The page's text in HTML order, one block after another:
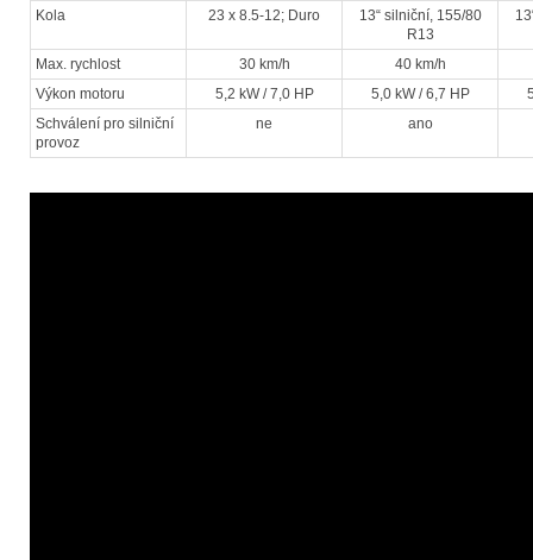
Kola 23 x 8.5-12; Duro
13“ silniční, 155/80
R13
Max. rychlost 30 km/h
40 km/h
Výkon motoru
5,2 kW / 7,0 HP 5,0 kW / 6,7 HP
Schválení pro silniční
provoz
ne ano